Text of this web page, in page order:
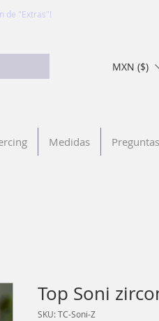
de "Extras"!
MXN ($)
Medidas Preguntas
Top Soni
SKU: TC-Soni-Z